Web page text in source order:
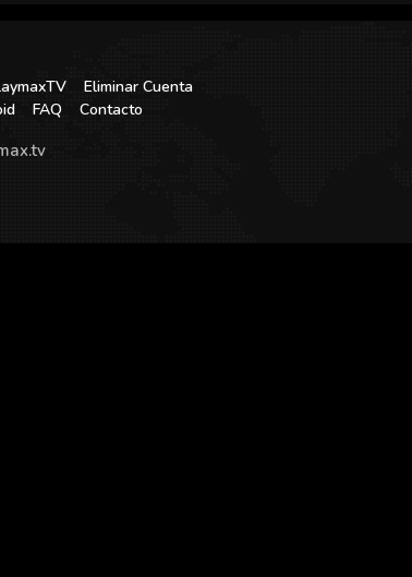
Eliminar Cuenta
FAQ Contacto